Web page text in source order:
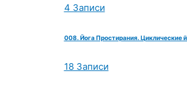
4 Записи
008. Йога Простирания. Циклические
18 Записи